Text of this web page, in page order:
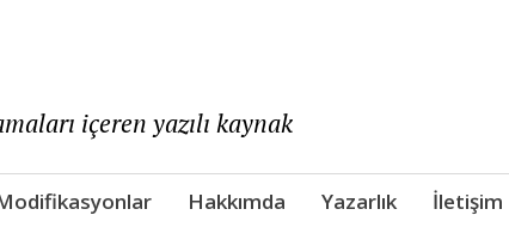
içeren yazılı kaynak
Hakkımda Yazarlık İletişim